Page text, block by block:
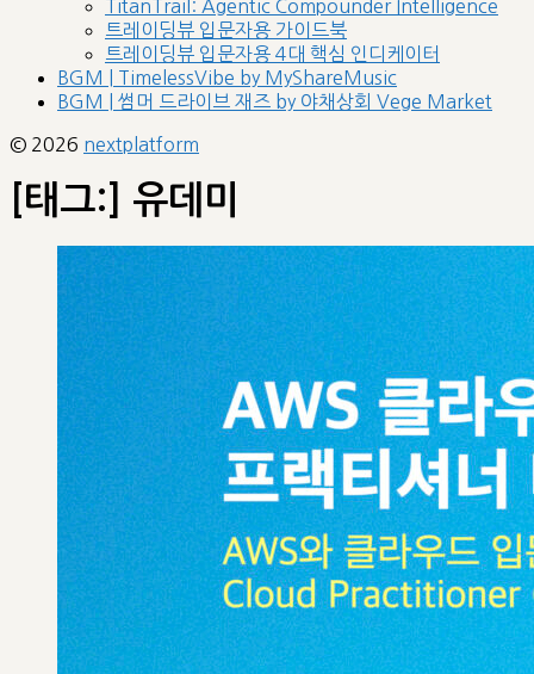
sub
menu
TitanTrail: Agentic Compounder Intelligence
트레이딩뷰 입문자용 가이드북
트레이딩뷰 입문자용 4대 핵심 인디케이터
BGM | TimelessVibe by MyShareMusic
BGM | 썸머 드라이브 재즈 by 야채상회 Vege Market
© 2026 nextplatform
[태그:] 유데미